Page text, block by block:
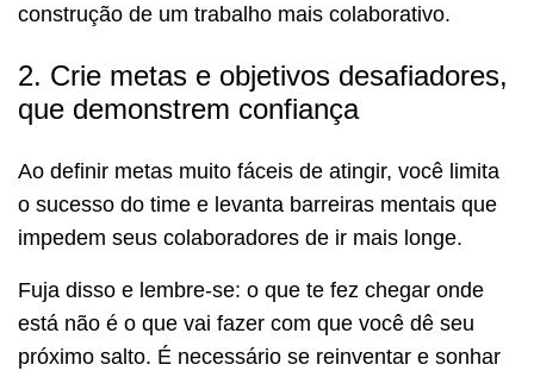
construção de um trabalho mais colaborativo.
2. Crie metas e objetivos desafiadores,
que demonstrem confiança
Ao definir metas muito fáceis de atingir, você limita
o sucesso do time e levanta barreiras mentais que
impedem seus colaboradores de ir mais longe.
Fuja disso e lembre-se: o que te fez chegar onde
está não é o que vai fazer com que você dê seu
próximo salto. É necessário se reinventar e sonhar